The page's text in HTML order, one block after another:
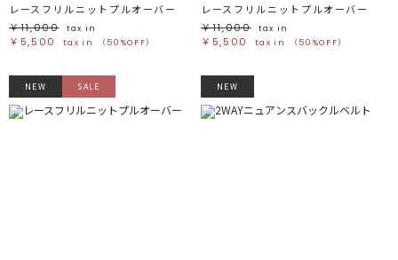
レースフリルニットプルオーバー
￥11,000
tax in
￥5,500 tax in （50%OFF）
レースフリルニットプルオーバー
￥11,000
tax in
￥5,500 tax in （50%OFF）
NEW SALE NEW